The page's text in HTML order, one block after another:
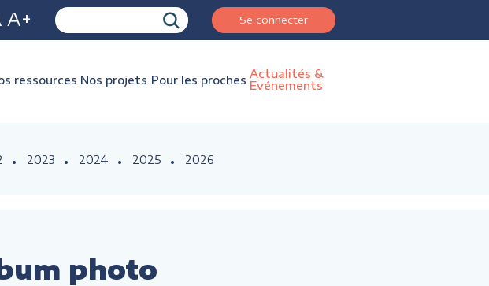
A+ Se connecter
ressources Nos projets Pour les proches Actualités &
Evénements
2023 2024 2025 2026
photo